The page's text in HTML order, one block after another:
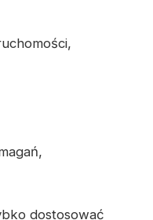
dostosować